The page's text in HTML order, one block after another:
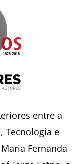
entre a
Tecnologia e
Fernanda